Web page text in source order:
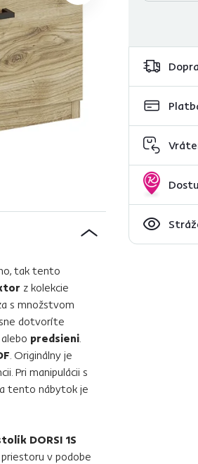
tak tento
z kolekcie
s množstvom
dotvoríte
alebo predsieni
. Originálny je
Pri manipulácii s
tento nábytok je
DORSI 1S
v podobe